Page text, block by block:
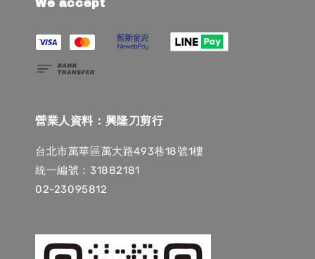
We accept
營業人資料：興隆刀剪行
台北市萬華區萬大路493巷18號1樓
統一編號：31882181
02-23095812